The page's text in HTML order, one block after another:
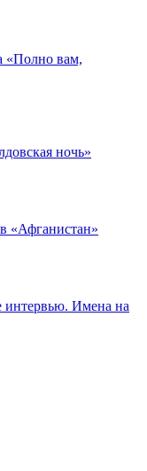
«Полно вам,
ночь»
«Афганистан»
Имена на